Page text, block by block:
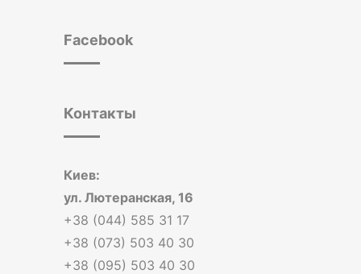
Facebook
Контакты
Киев:
ул. Лютеранская, 16
+38 (044) 585 31 17
+38 (073) 503 40 30
+38 (095) 503 40 30